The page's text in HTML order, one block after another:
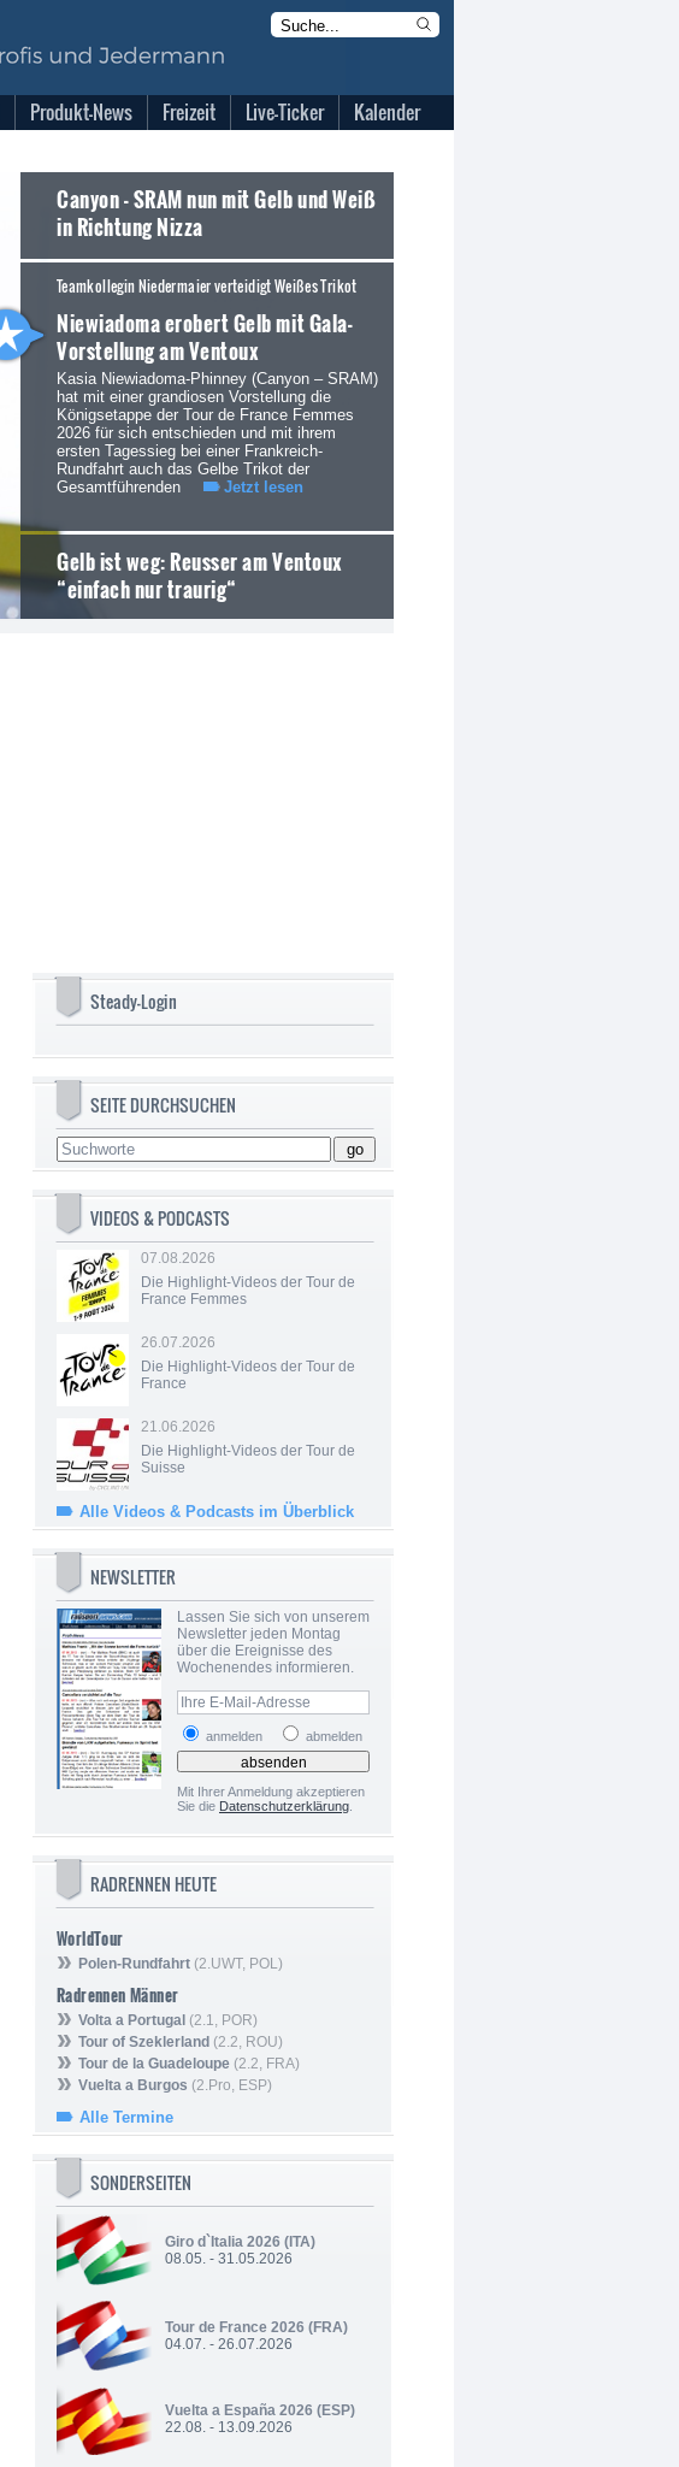
Produkt-News Freizeit Live-Ticker Kalender
Canyon - SRAM nun mit Gelb und Weiß
in Richtung Nizza
Teamkollegin Niedermaier verteidigt Weißes Trikot
Niewiadoma erobert Gelb mit Gala-
Vorstellung am Ventoux
Kasia Niewiadoma-Phinney (Canyon – SRAM)
hat mit einer grandiosen Vorstellung die
Königsetappe der Tour de France Femmes
2026 für sich entschieden und mit ihrem
ersten Tagessieg bei einer Frankreich-
Rundfahrt auch das Gelbe Trikot der
Gesamtführenden
Jetzt lesen
Gelb ist weg: Reusser am Ventoux
“einfach nur traurig“
Steady-Login
SEITE DURCHSUCHEN
VIDEOS & PODCASTS
07.08.2026
Die Highlight-Videos der Tour de
France Femmes
26.07.2026
Die Highlight-Videos der Tour de
France
21.06.2026
Die Highlight-Videos der Tour de
Suisse
Alle Videos & Podcasts im Überblick
NEWSLETTER
Lassen Sie sich von unserem
Newsletter jeden Montag
über die Ereignisse des
Wochenendes informieren.
anmelden abmelden
Mit Ihrer Anmeldung akzeptieren
Sie die Datenschutzerklärung
RADRENNEN HEUTE
WorldTour
Polen-Rundfahrt (2.UWT, POL)
Radrennen Männer
Volta a Portugal (2.1, POR)
Tour of Szeklerland (2.2, ROU)
Tour de la Guadeloupe (2.2, FRA)
Vuelta a Burgos (2.Pro, ESP)
Alle Termine
SONDERSEITEN
Giro d`Italia 2026 (ITA)
08.05. - 31.05.2026
Tour de France 2026 (FRA)
04.07. - 26.07.2026
Vuelta a España 2026 (ESP)
22.08. - 13.09.2026